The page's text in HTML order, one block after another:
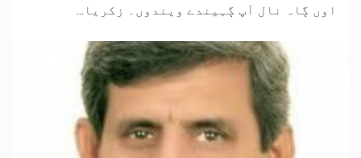
اوں ڳاہ نال آپ ڳہیندے ویندوں۔ زکریا...